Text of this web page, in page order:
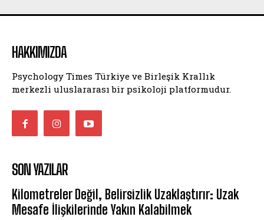
HAKKIMIZDA
Psychology Times Türkiye ve Birleşik Krallık
merkezli uluslararası bir psikoloji platformudur.
SON YAZILAR
Kilometreler Değil, Belirsizlik Uzaklaştırır: Uzak
Mesafe İlişkilerinde Yakın Kalabilmek